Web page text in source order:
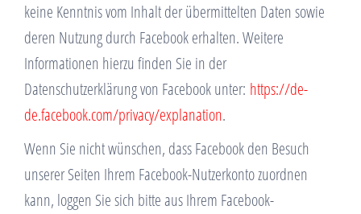
keine Kenntnis vom Inhalt der übermittelten Daten sowie
deren Nutzung durch Facebook erhalten. Weitere
Informationen hierzu finden Sie in der
Datenschutzerklärung von Facebook unter: https://de-
de.facebook.com/privacy/explanation.
Wenn Sie nicht wünschen, dass Facebook den Besuch
unserer Seiten Ihrem Facebook-Nutzerkonto zuordnen
kann, loggen Sie sich bitte aus Ihrem Facebook-